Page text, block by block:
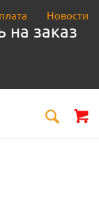
Новости
на заказ